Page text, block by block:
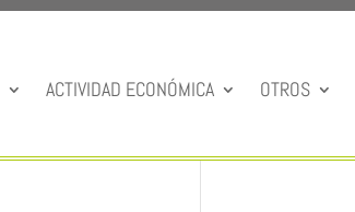
ACTIVIDAD ECONÓMICA OTROS